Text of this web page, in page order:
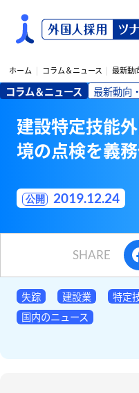
o
ホーム コラム＆ニュース 最新動
コラム＆ニュース 最新動向
建設特定技能
境の点検を義
2019.12.24
SHARE
失踪 建設業 特定
国内のニュース